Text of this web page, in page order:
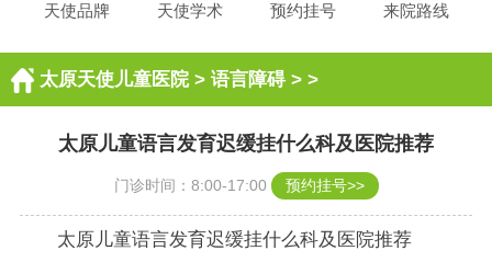
天使品牌 天使学术 预约挂号 来院路线
太原天使儿童医院> 语言障碍> >
太原儿童语言发育迟缓挂什么科及医院推荐
门诊时间：8:00-17:00 预约挂号>>
太原儿童语言发育迟缓挂什么科及医院推荐